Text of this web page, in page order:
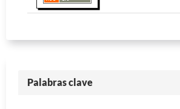
Palabras clave